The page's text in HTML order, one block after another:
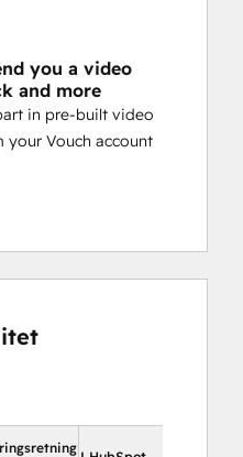
you a video
and more
in pre-built video
your Vouch account